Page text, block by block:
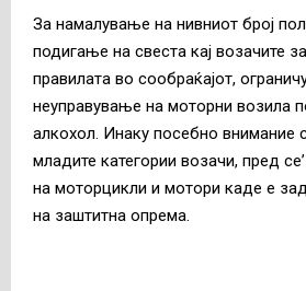
За намалување на нивниот број
подигање на свеста кај возачите
правилата во сообраќајот,
неуправување на моторни возила
алкохол. Инаку посебно внимание
младите категории возачи, пред
на моторцикли и мотори каде е
на заштитна опрема.